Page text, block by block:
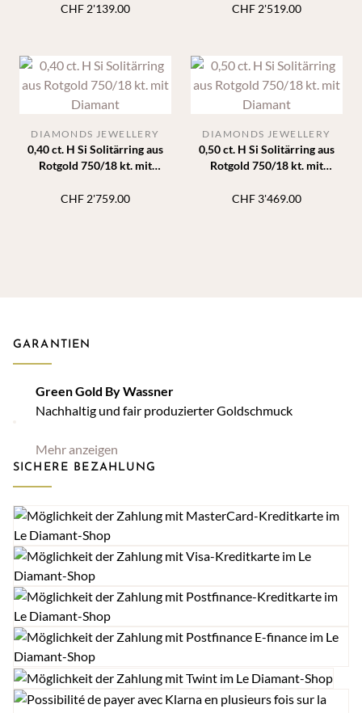
CHF 2'139.00 CHF 2'519.00
0,40 ct. H Si Solitärring aus
Rotgold 750/18 kt. mit
DIAMONDS JEWELLERY
CHF 2'759.00
0,50 ct. H Si Solitärring aus
Rotgold 750/18 kt. mit
DIAMONDS JEWELLERY
CHF 3'469.00
GARANTIEN
Green Gold By Wassner
Nachhaltig und fair produzierter Goldschmuck
Mehr anzeigen
SICHERE BEZAHLUNG